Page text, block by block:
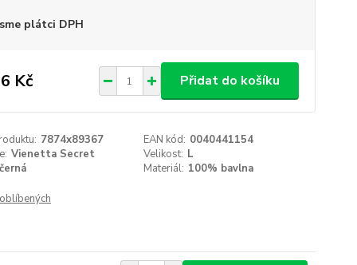
plátci DPH
Kč Přidat do košíku
7874x89367 EAN kód: 0040441154
Vienetta Secret Velikost: L
černá Materiál: 100% bavlna